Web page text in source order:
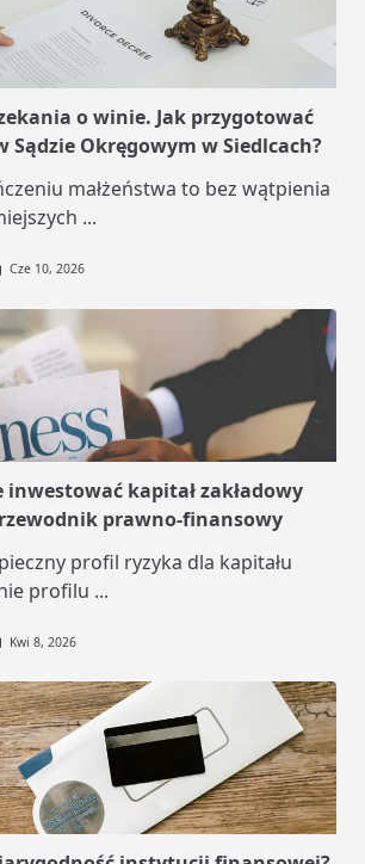
o winie. Jak przygotować
Sądzie Okręgowym w Siedlcach?
małżeństwa to bez wątpienia
...
Cze 10, 2026
inwestować kapitał zakładowy
prawno-finansowy
profil ryzyka dla kapitału
profilu ...
Kwi 8, 2026